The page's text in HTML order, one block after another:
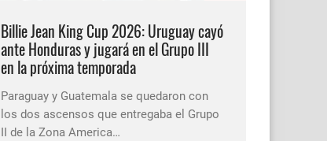
Billie Jean King Cup 2026: Uruguay cayó
ante Honduras y jugará en el Grupo III
en la próxima temporada
Paraguay y Guatemala se quedaron con
los dos ascensos que entregaba el Grupo
II de la Zona America…